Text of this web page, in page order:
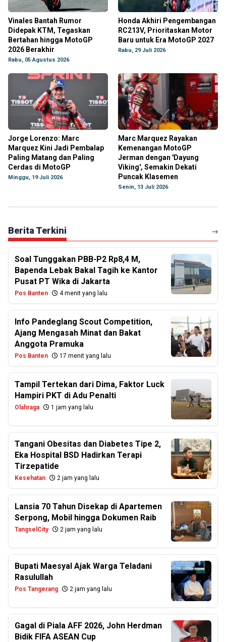
Vinales Bantah Rumor
Didepak KTM, Tegaskan
Bertahan hingga MotoGP
2026 Berakhir
Rabu, 05 Agustus 2026
Honda Akhiri Pengembangan
RC213V, Prioritaskan Motor
Baru untuk Era MotoGP 2027
Rabu, 29 Juli 2026
Jorge Lorenzo: Marc
Marquez Kini Jadi Pembalap
Paling Matang dan Paling
Cerdas di MotoGP
Minggu, 19 Juli 2026
Marc Marquez Rayakan
Kemenangan MotoGP
Jerman dengan 'Dayung
Viking', Semakin Dekati
Puncak Klasemen
Senin, 13 Juli 2026
Berita Terkini
Soal Tunggakan PBB-P2 Rp8,4 M,
Bapenda Lebak Bakal Tagih ke Kantor
Pusat PT Wika di Jakarta
Pos Banten 4 menit yang lalu
Info Pandeglang Scout Competition,
Ajang Mengasah Minat dan Bakat
Anggota Pramuka
Pos Banten 17 menit yang lalu
Tampil Tertekan dari Dima, Faktor Luck
Hampiri PKT di Adu Penalti
Olahraga 1 jam yang lalu
Tangani Obesitas dan Diabetes Tipe 2,
Eka Hospital BSD Hadirkan Terapi
Tirzepatide
Kesehatan 2 jam yang lalu
Lansia 70 Tahun Disekap di Apartemen
Serpong, Mobil hingga Dokumen Raib
TangselCity 2 jam yang lalu
Bupati Maesyal Ajak Warga Teladani
Rasulullah
Pos Tangerang 2 jam yang lalu
Gagal di Piala AFF 2026, John Herdman
Bidik FIFA ASEAN Cup